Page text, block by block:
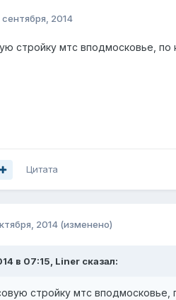
сентября, 2014
стройку мтс вподмосковье,
Цитата
2014 (изменено)
в 07:15, Liner сказал:
стройку мтс